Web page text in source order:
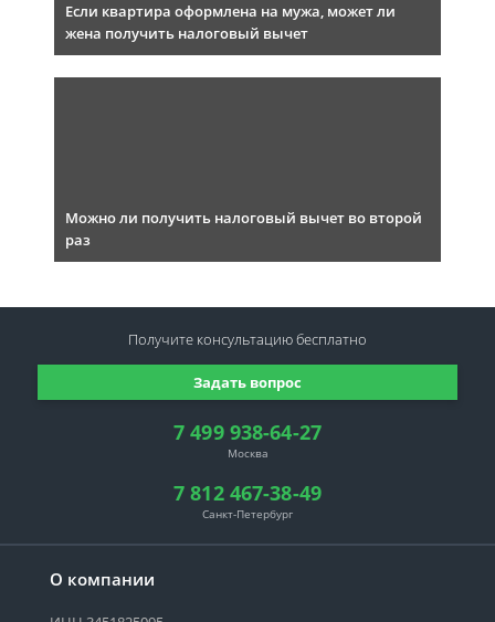
Если квартира оформлена на мужа, может ли
жена получить налоговый вычет
Можно ли получить налоговый вычет во второй
раз
О компании
7 499 938-64-27
Москва
7 812 467-38-49
Санкт-Петербург
Задать вопрос
Получите консультациюбесплатно